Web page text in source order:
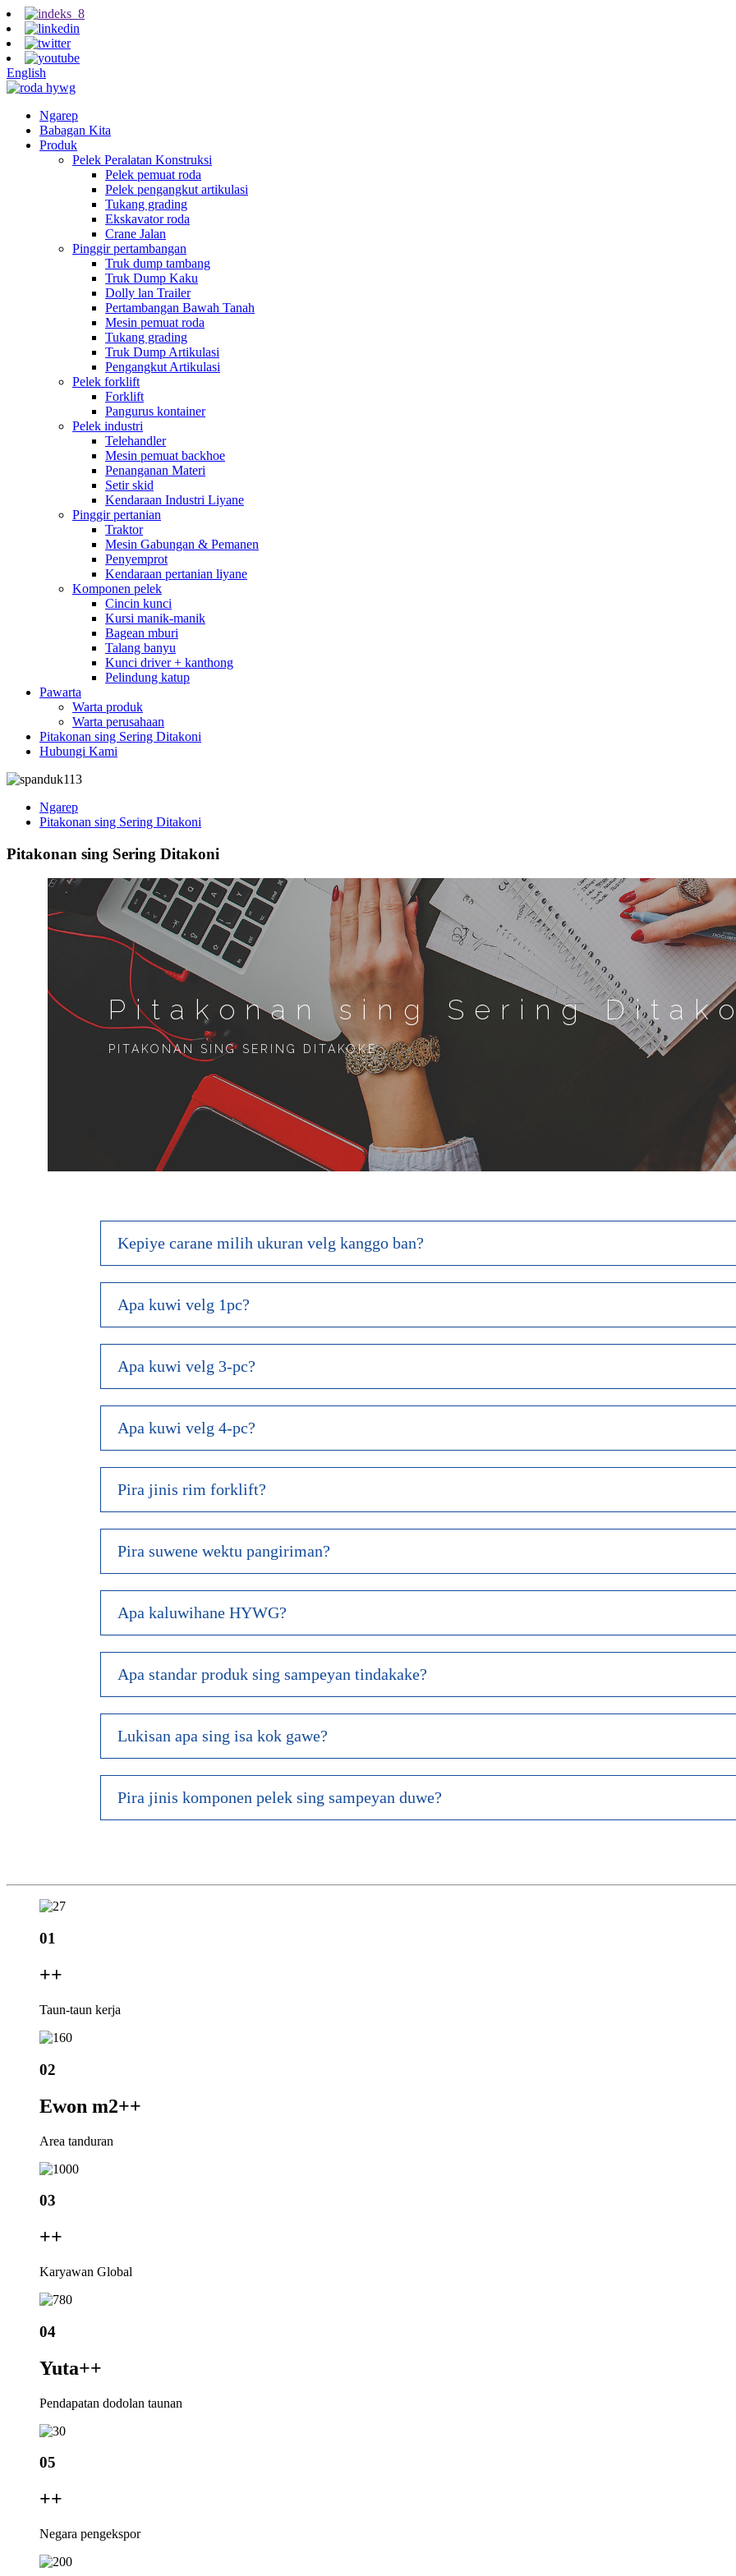
English
Ngarep
Babagan Kita
Produk
Pelek Peralatan Konstruksi
Pelek pemuat roda
Pelek pengangkut artikulasi
Tukang grading
Ekskavator roda
Crane Jalan
Pinggir pertambangan
Truk dump tambang
Truk Dump Kaku
Dolly lan Trailer
Pertambangan Bawah Tanah
Mesin pemuat roda
Tukang grading
Truk Dump Artikulasi
Pengangkut Artikulasi
Pelek forklift
Forklift
Pangurus kontainer
Pelek industri
Telehandler
Mesin pemuat backhoe
Penanganan Materi
Setir skid
Kendaraan Industri Liyane
Pinggir pertanian
Traktor
Mesin Gabungan & Pemanen
Penyemprot
Kendaraan pertanian liyane
Komponen pelek
Cincin kunci
Kursi manik-manik
Bagean mburi
Talang banyu
Kunci driver + kanthong
Pelindung katup
Pawarta
Warta produk
Warta perusahaan
Pitakonan sing Sering Ditakoni
Hubungi Kami
Ngarep
Pitakonan sing Sering Ditakoni
Pitakonan sing Sering Ditakoni
Pitakonan sing Sering
PITAKONAN SING SERING DITAKOKE
Kepiye carane milih ukuran velg kanggo ban?
Apa kuwi velg 1pc?
Apa kuwi velg 3-pc?
Apa kuwi velg 4-pc?
Pira jinis rim forklift?
Pira suwene wektu pangiriman?
Apa kaluwihane HYWG?
Apa standar produk sing sampeyan tindakake?
Lukisan apa sing isa kok gawe?
Pira jinis komponen pelek sing sampeyan duwe?
01
++
Taun-taun kerja
02
Ewon m2++
Area tanduran
03
++
Karyawan Global
04
Yuta++
Pendapatan dodolan taunan
05
++
Negara pengekspor